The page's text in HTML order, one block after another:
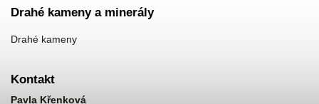
Drahé kameny a minerály
Drahé kameny
Kontakt
Pavla Křenková